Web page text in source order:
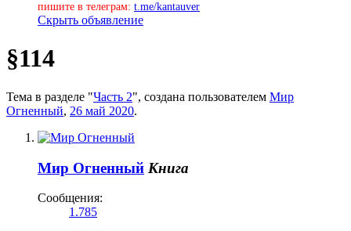
пишите в телеграм: t.me/kantauver
Скрыть объявление
§114
Тема в разделе "Часть 2", создана пользователем Мир
Огненный, 26 май 2020.
Мир Огненный Книга
Сообщения:
1.785